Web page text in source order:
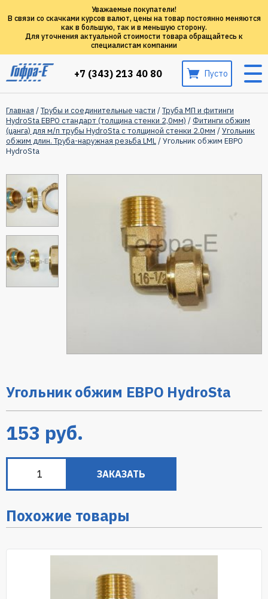
Уважаемые покупатели!
В связи со скачками курсов валют, цены на товар постоянно меняются
как в большую, так и в меньшую сторону.
Для уточнения актуальной стоимости товара обращайтесь к
специалистам компании
+7 (343) 213 40 80 Пусто
Главная /Трубы и соединительные части /Труба МП и фитинги
HydroSta ЕВРО стандарт (толщина стенки 2,0мм) / Фитинги обжим
(цанга) для м/п трубы HydroSta с толщиной стенки 2.0мм /Угольник
обжим длин. Труба-наружная резьба LML/ Угольник обжим ЕВРО
HydroSta
Угольник обжим ЕВРО HydroSta
153 руб.
ЗАКАЗАТЬ
Похожие товары